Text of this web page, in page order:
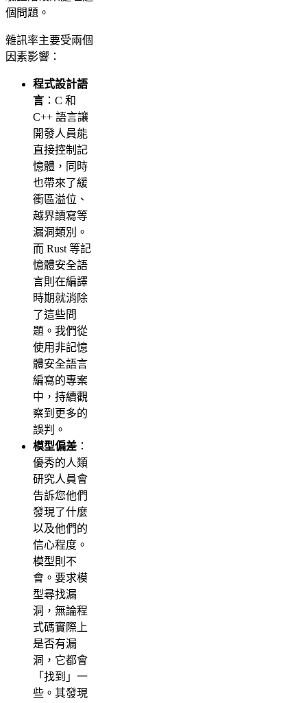
個問題。
雜訊率主要受兩個
因素影響：
程式設計語
言 ：C 和
C++ 語言讓
開發人員能
直接控制記
憶體，同時
也帶來了緩
衝區溢位、
越界讀寫等
漏洞類別。
而 Rust 等記
憶體安全語
言則在編譯
時期就消除
了這些問
題。我們從
使用非記憶
體安全語言
編寫的專案
中，持續觀
察到更多的
誤判。
模型偏差 ：
優秀的人類
研究人員會
告訴您他們
發現了什麼
以及他們的
信心程度。
模型則不
會。要求模
型尋找漏
洞，無論程
式碼實際上
是否有漏
洞，它都會
「找到」一
些。其發現